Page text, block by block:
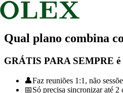
Qual plano combina
GRÁTIS PARA SEMPRE é
👤Faz reuniões 1:1, não
📅Só precisa sincronizar até